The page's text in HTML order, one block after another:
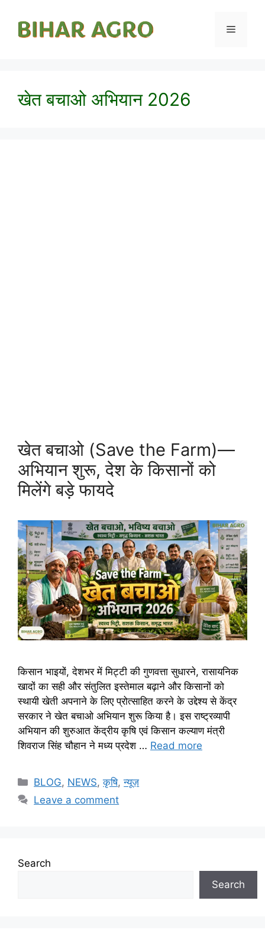
खेत बचाओ अभियान 2026
खेत बचाओ (Save the Farm)—
अभियान शुरू, देश के किसानों को
मिलेंगे बड़े फायदे
किसान भाइयों, देशभर में मिट्टी की गुणवत्ता सुधारने, रासायनिक
खादों का सही और संतुलित इस्तेमाल बढ़ाने और किसानों को
स्थायी खेती अपनाने के लिए प्रोत्साहित करने के उद्देश्य से केंद्र
सरकार ने खेत बचाओ अभियान शुरू किया है। इस राष्ट्रव्यापी
अभियान की शुरुआत केंद्रीय कृषि एवं किसान कल्याण मंत्री
शिवराज सिंह चौहान ने मध्य प्रदेश … Read more
BLOG, NEWS,कृषि,न्यूज़
Leave a comment
Search
Search